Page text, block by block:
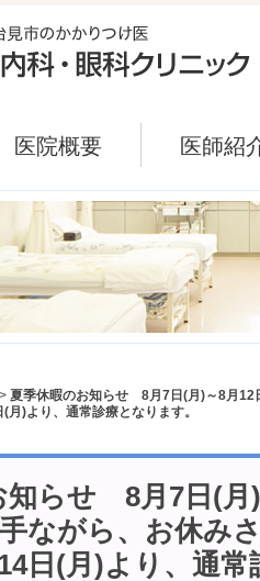
医院概要 医師紹
> 夏季休暇のお知らせ 8月7日(月)～8月
)より、通常診療となります。
知らせ 8月7日(月
ながら、お休み
日(月)より、通